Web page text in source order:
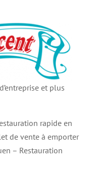
et plus
rapide en
de vente à emporter
– Restauration